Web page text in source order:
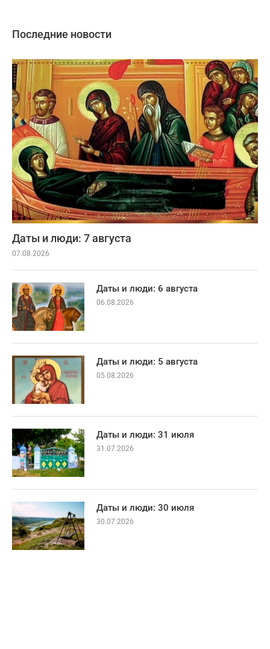
Последние новости
Даты и люди: 7 августа
07.08.2026
Даты и люди: 6 августа
06.08.2026
Даты и люди: 5 августа
05.08.2026
Даты и люди: 31 июля
31.07.2026
Даты и люди: 30 июля
30.07.2026